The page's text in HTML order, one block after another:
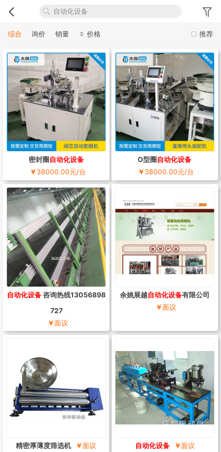
推荐
综合 询价 销量 价格
密封圈自动化设备
￥38000.00元/台
O型圈自动化设备
￥38000.00元/台
自动化设备 咨询热线13056898
727
￥面议
余姚展越自动化设备有限公司
￥面议
精密厚薄度筛选机 ￥面议 自动化设备 ￥面议